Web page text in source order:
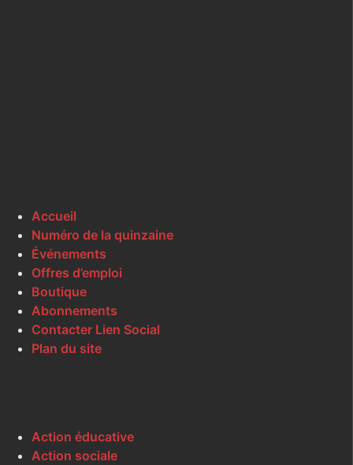
Accueil
Numéro de la quinzaine
Événements
Offres d’emploi
Boutique
Abonnements
Contacter Lien Social
Plan du site
Action éducative
Action sociale